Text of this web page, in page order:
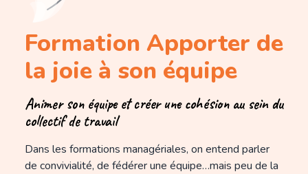
Formation Apporter de
la joie à son équipe
Animer son équipe et créer une cohésion au sein du
collectif de travail
Dans les formations managériales, on entend parler
de convivialité, de fédérer une équipe…mais peu de la